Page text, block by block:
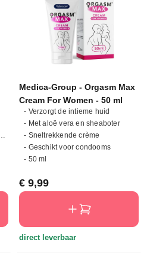
Medica-Group - Orgasm Max
Cream For Women - 50 ml
- Verzorgt de intieme huid
- Met aloë vera en sheaboter
- Sneltrekkende crème
- Geschikt voor condooms
- 50 ml
Normale prijs:
€ 9,99
direct leverbaar